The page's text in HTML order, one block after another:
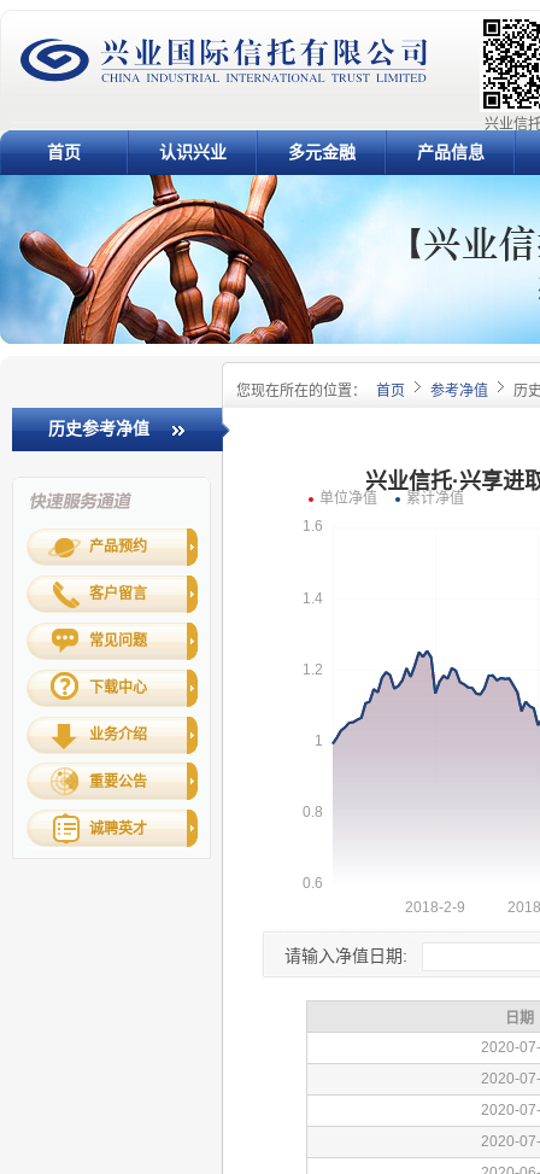
兴业信
首页 认识兴业 多元金融 产品信息
您现在所在的位置： 首页 参考净值 历
历史参考净值
产品预约
客户留言
常见问题
下载中心
业务介绍
重要公告
诚聘英才
请输入净值日期: